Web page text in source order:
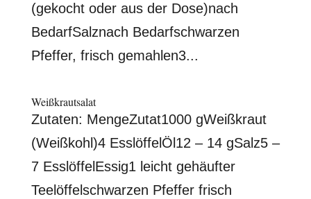
(gekocht oder aus der Dose)nach
BedarfSalznach Bedarfschwarzen
Pfeffer, frisch gemahlen3...
Weißkrautsalat
Zutaten: MengeZutat1000 gWeißkraut
(Weißkohl)4 EsslöffelÖl12 – 14 gSalz5 –
7 EsslöffelEssig1 leicht gehäufter
Teelöffelschwarzen Pfeffer frisch